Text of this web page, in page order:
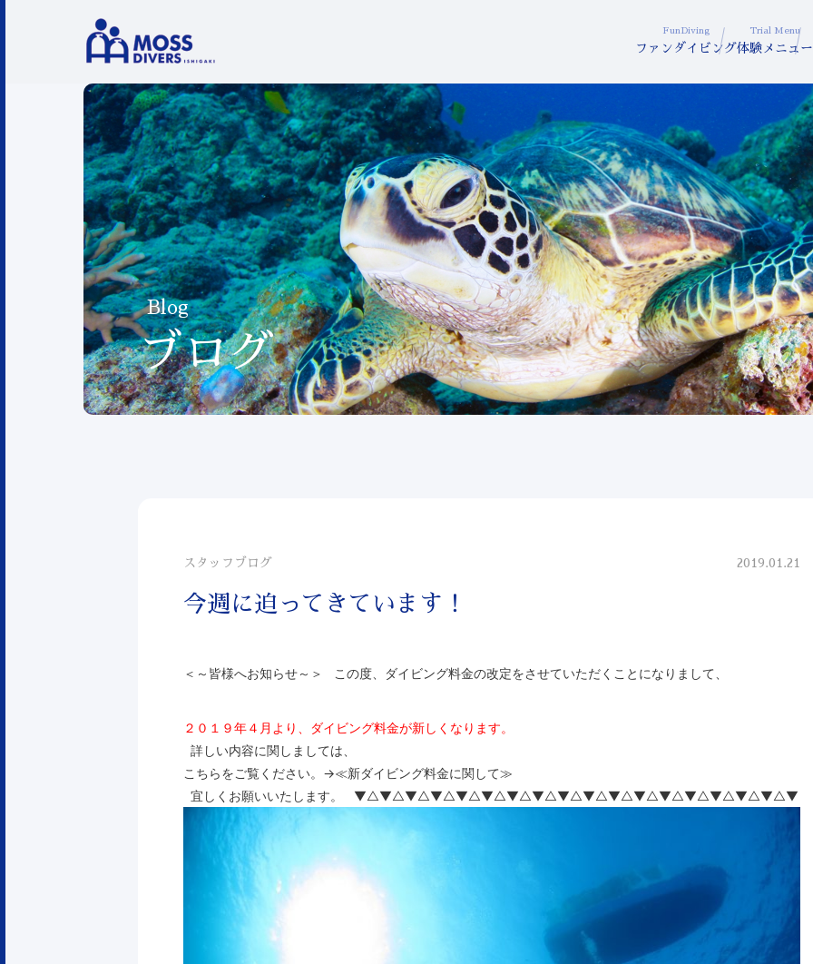
FunDiving
ファンダイビング
Trial Menu
体験メニュー
Blog
ブログ
スタッフブログ 2019.01.21
今週に迫ってきています！
＜～皆様へお知らせ～＞ この度、ダイビング料金の改定をさせていただくことになりまして、
２０１９年４月より、ダイビング料金が新しくなります。
詳しい内容に関しましては、
こちらをご覧ください。→≪新ダイビング料金に関して≫
宜しくお願いいたします。 ▼△▼△▼△▼△▼△▼△▼△▼△▼△▼△▼△▼△▼△▼△▼△▼△▼△▼